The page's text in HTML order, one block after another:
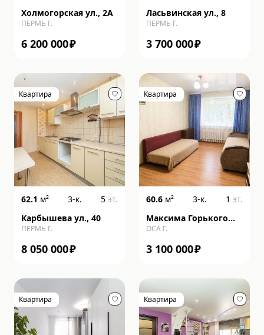
Холмогорская ул., 2А
ПЕРМЬ Г.
6 200 000₽
Ласьвинская ул., 8
ПЕРМЬ Г.
3 700 000₽
Квартира
62.1 м² 3-к. 5 эт.
Карбышева ул., 40
ПЕРМЬ Г.
8 050 000₽
Квартира
60.6 м² 3-к. 1 эт.
Максима Горького
ул., 91
ОСА Г.
3 100 000₽
Квартира Квартира